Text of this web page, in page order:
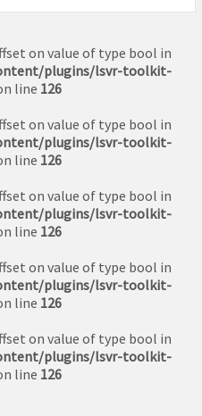
on value of type bool in
plugins/lsvr-toolkit-
line 126
on value of type bool in
plugins/lsvr-toolkit-
line 126
on value of type bool in
plugins/lsvr-toolkit-
line 126
on value of type bool in
plugins/lsvr-toolkit-
line 126
on value of type bool in
plugins/lsvr-toolkit-
line 126